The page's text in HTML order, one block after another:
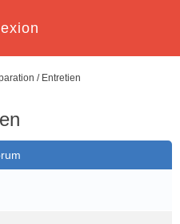
/ Entretien